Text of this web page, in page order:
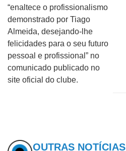
“enaltece o profissionalismo
demonstrado por Tiago
Almeida, desejando-lhe
felicidades para o seu futuro
pessoal e profissional” no
comunicado publicado no
site oficial do clube.
OUTRAS NOTÍCIAS